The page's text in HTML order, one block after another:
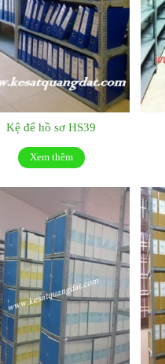
Kệ để hồ sơ HS39
Xem thêm